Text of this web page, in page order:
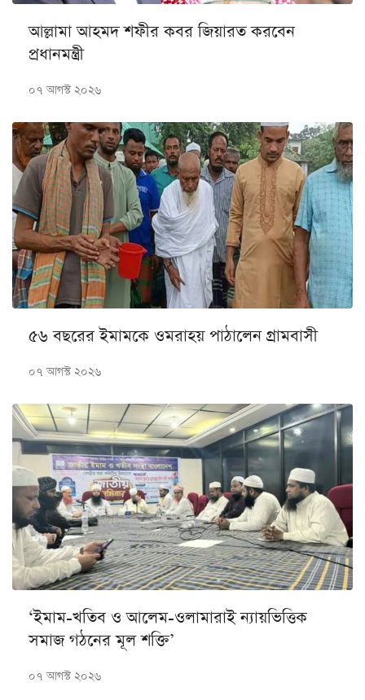
আল্লামা আহমদ শফীর কবর জিয়ারত করবেন
প্রধানমন্ত্রী
০৭ আগস্ট ২০২৬
৫৬ বছরের ইমামকে ওমরাহয় পাঠালেন গ্রামবাসী
০৭ আগস্ট ২০২৬
‘ইমাম-খতিব ও আলেম-ওলামারাই ন্যায়ভিত্তিক
সমাজ গঠনের মূল শক্তি’
০৭ আগস্ট ২০২৬